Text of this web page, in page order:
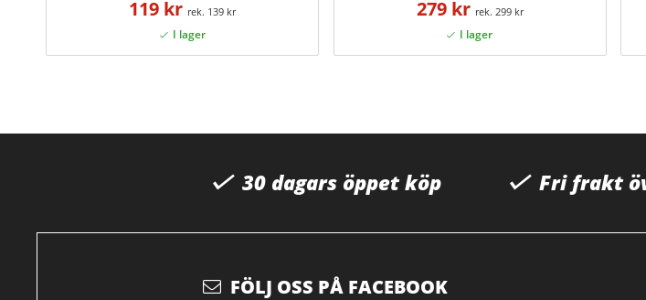
119 kr 139 kr 279 kr 299 kr
30 dagars öppet köp Fri frakt
FÖLJ OSS PÅ FACEBOOK